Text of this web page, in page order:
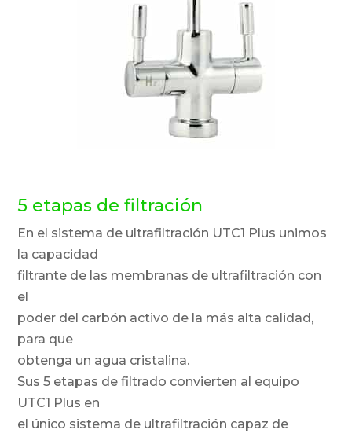
5 etapas de filtración
En el sistema de ultrafiltración UTC1 Plus unimos
la capacidad
filtrante de las membranas de ultrafiltración con
el
poder del carbón activo de la más alta calidad,
para que
obtenga un agua cristalina.
Sus 5 etapas de filtrado convierten al equipo
UTC1 Plus en
el único sistema de ultrafiltración capaz de